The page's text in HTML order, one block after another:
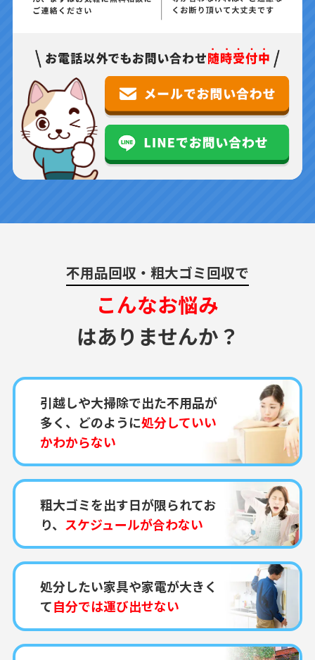
不用品回収・粗大ゴミ回収で
こんなお悩み
はありませんか？
引越しや大掃除で出た不用品が
多く、どのように処分していい
かわからない
粗大ゴミを出す日が限られてお
り、 スケジュールが合わない
処分したい家具や家電が大きく
て自分では運び出せない